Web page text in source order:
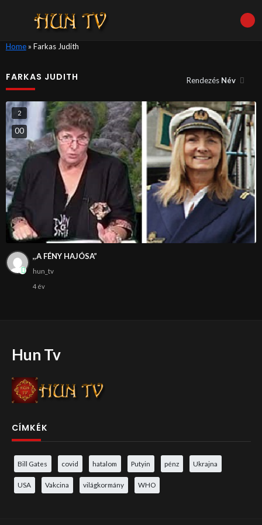
Home» Farkas Judith
FARKAS JUDITH Rendezés Név
2
00
,,A FÉNY HAJÓSA”
hun_tv
4 év
Hun Tv
CÍMKÉK
Bill Gates covid hatalom Putyin pénz Ukrajna
USA Vakcina világkormány WHO